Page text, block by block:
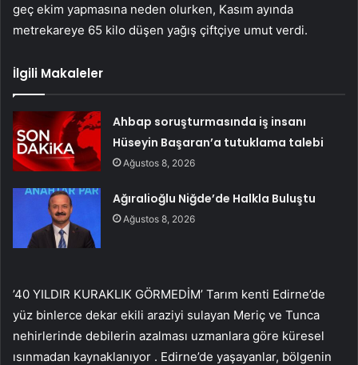
geç ekim yapmasına neden olurken, Kasım ayında
metrekareye 65 kilo düşen yağış çiftçiye umut verdi.
İlgili Makaleler
Ahbap soruşturmasında iş insanı
Hüseyin Başaran’a tutuklama talebi
Ağustos 8, 2026
Ağıralioğlu Niğde’de Halkla Buluştu
Ağustos 8, 2026
’40 YILDIR KURAKLIK GÖRMEDİM’ Tarım kenti Edirne’de
yüz binlerce dekar ekili araziyi sulayan Meriç ve Tunca
nehirlerinde debilerin azalması uzmanlara göre küresel
ısınmadan kaynaklanıyor . Edirne’de yaşayanlar, bölgenin